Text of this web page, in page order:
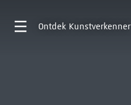
Ontdek Kunstverkenner